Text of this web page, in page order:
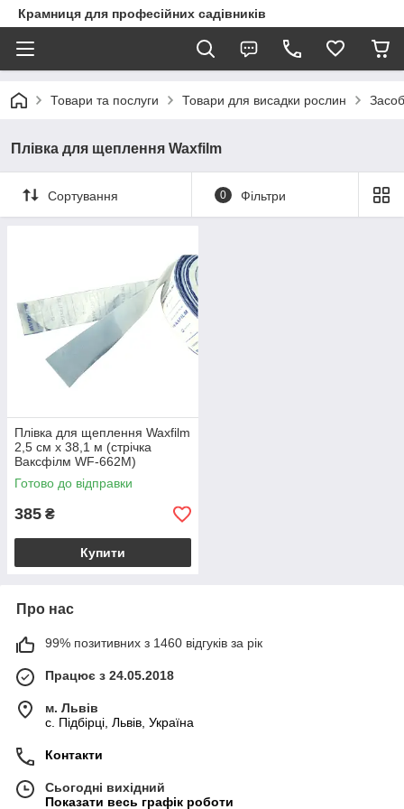
Крамниця для професійних садівників
Товари та послуги Товари для висадки рослин
Плівка для щеплення Waxfilm
Сортування 0 Фільтри
Плівка для щеплення Waxfilm
2,5 cм х 38,1 м (стрічка
Ваксфілм WF-662M)
Готово до відправки
385 ₴
Купити
Про нас
99% позитивних з 1460 відгуків за рік
Працює з 24.05.2018
м. Львів
c. Підбірці, Львів, Україна
Контакти
Сьогодні вихідний
Показати весь графік роботи